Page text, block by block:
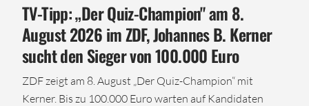
TV-Tipp: „Der Quiz-Champion" am 8.
August 2026 im ZDF, Johannes B. Kerner
sucht den Sieger von 100.000 Euro
ZDF zeigt am 8. August „Der Quiz-Champion“ mit
Kerner. Bis zu 100.000 Euro warten auf Kandidaten